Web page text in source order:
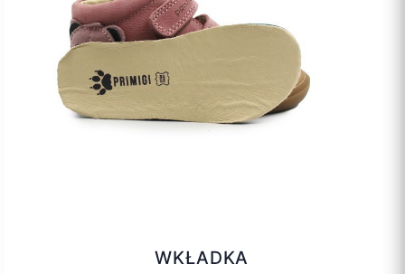
WKŁADKA